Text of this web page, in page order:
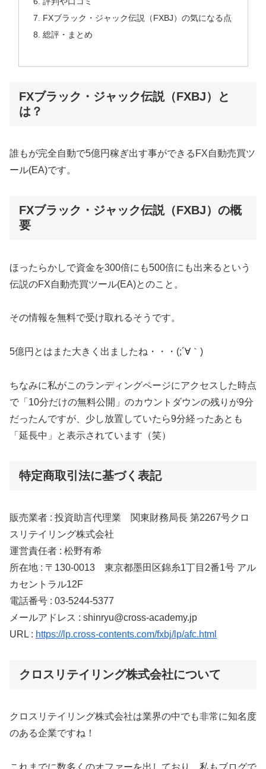
FXブラック・ジャック伝説（FXBJ）の気になる点
総評・まとめ
FXブラック・ジャック伝説（FXBJ）と
は？
誰もが完全自動で5億円稼ぎ出す事ができるFX自動売買ツ
ール(EA)です。
FXブラック・ジャック伝説（FXBJ）の概
要
ほったらかしで資金を300倍にも500倍にも出来るという
伝説のFX自動売買ツール(EA)とのこと。
その情報を無料で受け取れるそうです。
5億円とはまた大きく出ましたね・・・(;´∀｀)
ちなみに私がこのランディングページにアクセスした時点
で「10分だけの無料公開」のカウントダウンの残りが9分
だったんですが、少し放置していたら9分経ったあとも
「延長中」と表示されています（笑）
特定商取引法に基づく表記
販売業者 : 投資助言代理業 関東財務局長 第2267号クロ
スリテイリング株式会社
運営責任者 : 松野有希
所在地 : 〒130-0013 東京都墨田区錦糸1丁目2番1号 アル
カセントラル12F
電話番号 : 03-5244-5377
メールアドレス : shinryu@cross-academy.jp
URL : https://lp.cross-contents.com/fxbj/lp/afc.html
クロスリテイリング株式会社について
クロスリテイリング株式会社は業界の中でも非常に知名度
のある企業ですね！